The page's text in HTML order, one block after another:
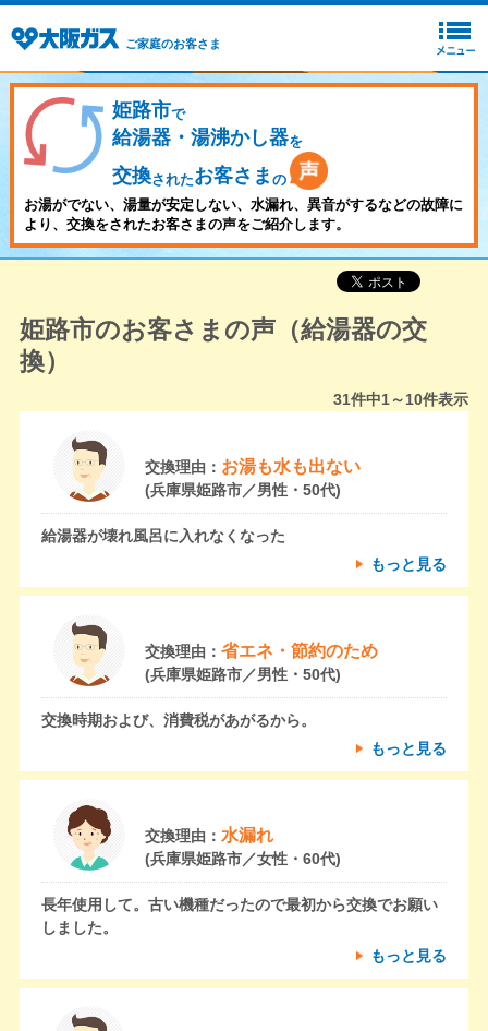
ご家庭のお客さま
姫路市で
給湯器・湯沸かし器を
交換されたお客さま の
お湯がでない、湯量が安定しない、水漏れ、異音がするなどの故障に
より、交換をされたお客さまの声をご紹介します。
姫路市のお客さまの声（給湯器の交
換）
31件中1～10件表示
交換理由： お湯も水も出ない
(兵庫県姫路市／男性・50代)
給湯器が壊れ風呂に入れなくなった
もっと見る
交換理由： 省エネ・節約のため
(兵庫県姫路市／男性・50代)
交換時期および、消費税があがるから。
もっと見る
交換理由： 水漏れ
(兵庫県姫路市／女性・60代)
長年使用して。古い機種だったので最初から交換でお願い
しました。
もっと見る